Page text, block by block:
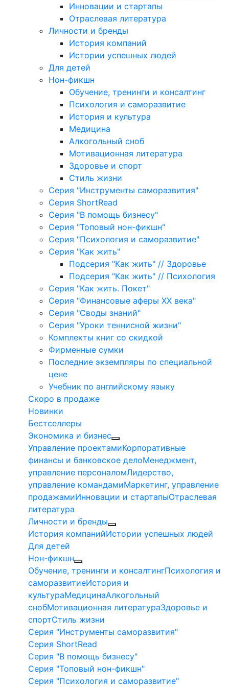
Инновации и стартапы
Отраслевая литература
Личности и бренды
История компаний
Истории успешных людей
Для детей
Нон-фикшн
Обучение, тренинги и консалтинг
Психология и саморазвитие
История и культура
Медицина
Алкогольный сноб
Мотивационная литература
Здоровье и спорт
Стиль жизни
Серия "Инструменты саморазвития"
Серия ShortRead
Серия "В помощь бизнесу"
Серия "Топовый нон-фикшн"
Серия "Психология и саморазвитие"
Серия "Как жить"
Подсерия "Как жить" // Здоровье
Подсерия "Как жить" // Психология
Серия "Как жить. Покет"
Серия "Финансовые аферы XX века"
Серия "Своды знаний"
Серия "Уроки теннисной жизни"
Комплекты книг со скидкой
Фирменные сумки
Последние экземпляры по специальной
цене
Учебник по английскому языку
Скоро в продаже
Новинки
Бестселлеры
Экономика и бизнес
Управление проектамиКорпоративные
финансы и банковское делоМенеджмент,
управление персоналомЛидерство,
управление командамиМаркетинг, управление
продажамиИнновации и стартапыОтраслевая
литература
Личности и бренды
История компанийИстории успешных людей
Для детей
Нон-фикшн
Обучение, тренинги и консалтингПсихология и
саморазвитиеИстория и
культураМедицинаАлкогольный
снобМотивационная литератураЗдоровье и
спортСтиль жизни
Серия "Инструменты саморазвития"
Серия ShortRead
Серия "В помощь бизнесу"
Серия "Топовый нон-фикшн"
Серия "Психология и саморазвитие"